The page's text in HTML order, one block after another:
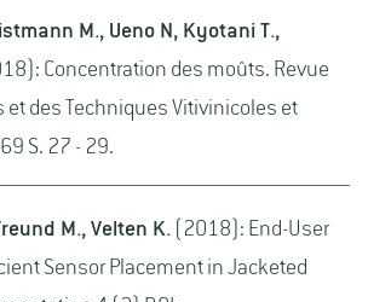
M., Ueno N, Kyotani T.,
Concentration des moûts. Revue
et des Techniques Vitivinicoles et
S. 27 - 29.
M., Velten K. (2018): End-User
Sensor Placement in Jacketed